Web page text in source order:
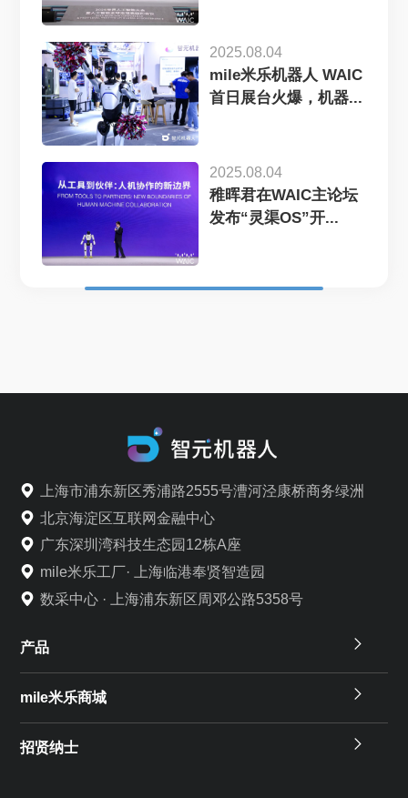
2025.08.04
mile米乐机器人 WAIC
首日展台火爆，机器...
2025.08.04
稚晖君在WAIC主论坛
发布“灵渠OS”开...
上海市浦东新区秀浦路2555号漕河泾康桥商务绿洲
北京海淀区互联网金融中心
广东深圳湾科技生态园12栋A座
mile米乐工厂· 上海临港奉贤智造园
数采中心 · 上海浦东新区周邓公路5358号
产品
mile米乐商城
招贤纳士